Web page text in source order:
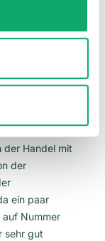
deine
mit dem
machen dies
der Handel mit
der
ein paar
auf Nummer
sehr gut